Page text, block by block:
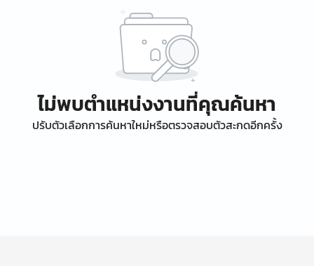
ไม่พบตำแหน่งงานที่คุณค้นหา
ปรับตัวเลือกการค้นหาใหม่หรือตรวจสอบตัวสะกดอีกครั้ง